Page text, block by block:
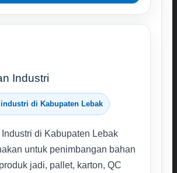
Industri
di Kabupaten Lebak
di Kabupaten Lebak
untuk penimbangan bahan
jadi, pallet, karton, QC